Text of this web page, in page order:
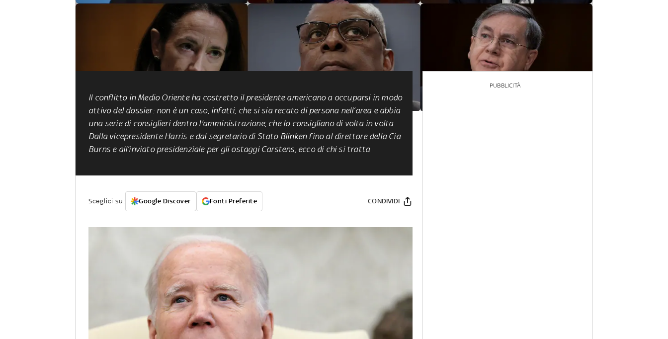
Il conflitto in Medio Oriente ha costretto il presidente americano a occuparsi in modo
attivo del dossier: non è un caso, infatti, che si sia recato di persona nell’area e abbia
una serie di consiglieri dentro l'amministrazione, che lo consigliano di volta in volta.
Dalla vicepresidente Harris e dal segretario di Stato Blinken fino al direttore della Cia
Burns e all’inviato presidenziale per gli ostaggi Carstens, ecco di chi si tratta
Sceglici su: Google Discover Fonti Preferite CONDIVIDI
PUBBLICITÀ